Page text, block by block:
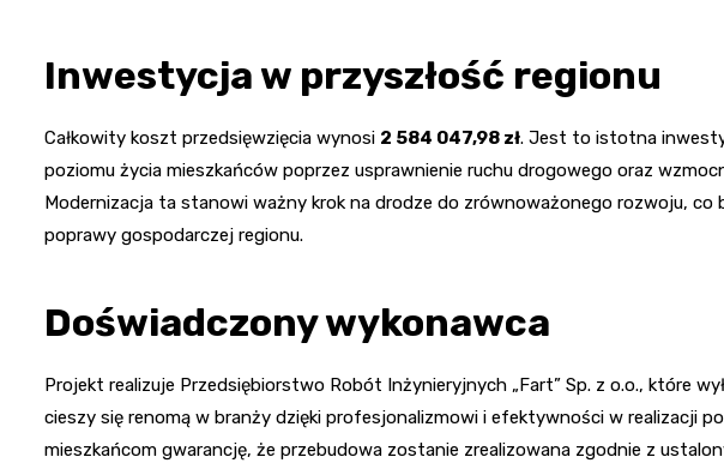
Inwestycja w przyszłość regionu
Całkowity koszt przedsięwzięcia wynosi 2 584 047,98 zł. Jest to istotna
poziomu życia mieszkańców poprzez usprawnienie ruchu drogowego oraz
Modernizacja ta stanowi ważny krok na drodze do zrównoważonego rozwoju, co
poprawy gospodarczej regionu.
Doświadczony wykonawca
Projekt realizuje Przedsiębiorstwo Robót Inżynieryjnych „Fart” Sp. z o.o., które
cieszy się renomą w branży dzięki profesjonalizmowi i efektywności w realizacji
mieszkańcom gwarancję, że przebudowa zostanie zrealizowana zgodnie z